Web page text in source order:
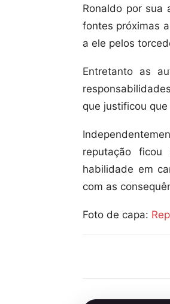
Ronaldo por sua
fontes próximas
a ele pelos
Entretanto as
que justificou que
reputação
habilidade em
com as
Foto de capa: